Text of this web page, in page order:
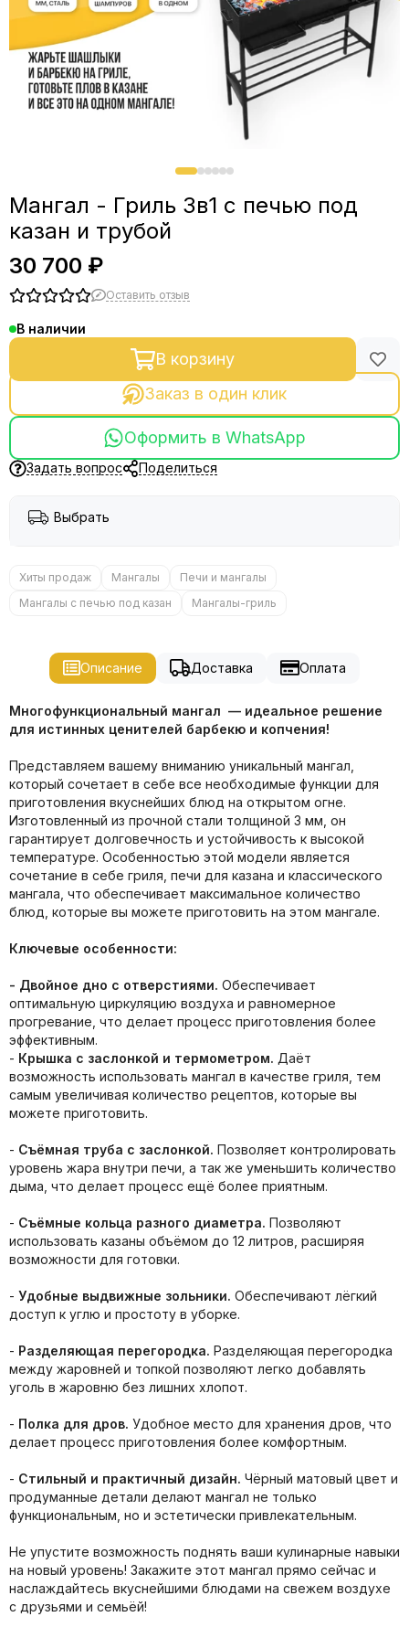
Мангал - Гриль 3в1 с печью под
казан и трубой
30 700 ₽
Оставить отзыв
В наличии
В корзину
Заказ в один клик
Оформить в WhatsApp
Задать вопрос Поделиться
Выбрать
Хиты продаж Мангалы
Печи и мангалы
Мангалы с печью под казан
Мангалы-гриль
Описание Доставка Оплата
Многофункциональный мангал — идеальное решение
для истинных ценителей барбекю и копчения!
Представляем вашему вниманию уникальный мангал,
который сочетает в себе все необходимые функции для
приготовления вкуснейших блюд на открытом огне.
Изготовленный из прочной стали толщиной 3 мм, он
гарантирует долговечность и устойчивость к высокой
температуре. Особенностью этой модели является
сочетание в себе гриля, печи для казана и классического
мангала, что обеспечивает максимальное количество
блюд, которые вы можете приготовить на этом мангале.
Ключевые особенности:
- Двойное дно с отверстиями. Обеспечивает
оптимальную циркуляцию воздуха и равномерное
прогревание, что делает процесс приготовления более
эффективным.
- Крышка с заслонкой и термометром. Даёт
возможность использовать мангал в качестве гриля, тем
самым увеличивая количество рецептов, которые вы
можете приготовить.
- Съёмная труба с заслонкой. Позволяет контролировать
уровень жара внутри печи, а так же уменьшить количество
дыма, что делает процесс ещё более приятным.
- Съёмные кольца разного диаметра. Позволяют
использовать казаны объёмом до 12 литров, расширяя
возможности для готовки.
- Удобные выдвижные зольники. Обеспечивают лёгкий
доступ к углю и простоту в уборке.
- Разделяющая перегородка. Разделяющая перегородка
между жаровней и топкой позволяют легко добавлять
уголь в жаровню без лишних хлопот.
- Полка для дров. Удобное место для хранения дров, что
делает процесс приготовления более комфортным.
- Стильный и практичный дизайн. Чёрный матовый цвет и
продуманные детали делают мангал не только
функциональным, но и эстетически привлекательным.
Не упустите возможность поднять ваши кулинарные навыки
на новый уровень! Закажите этот мангал прямо сейчас и
наслаждайтесь вкуснейшими блюдами на свежем воздухе
с друзьями и семьёй!